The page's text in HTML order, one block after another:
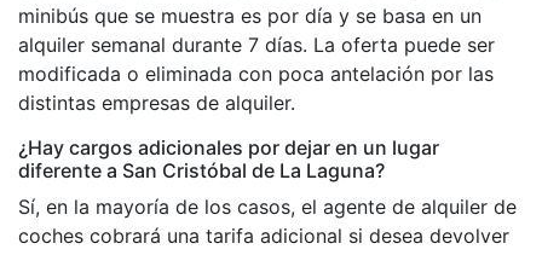
minibús que se muestra es por día y se basa en un
alquiler semanal durante 7 días. La oferta puede ser
modificada o eliminada con poca antelación por las
distintas empresas de alquiler.
¿Hay cargos adicionales por dejar en un lugar
diferente a San Cristóbal de La Laguna?
Sí, en la mayoría de los casos, el agente de alquiler de
coches cobrará una tarifa adicional si desea devolver